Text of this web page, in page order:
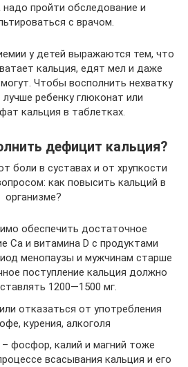
надо пройти обследование и
с врачом.
у детей выражаются тем, что
кальция, едят мел и даже
Чтобы восполнить нехватку
лучше ребенку глюконат или
кальция в таблетках.
дефицит кальция?
боли в суставах и от хрупкости
как повысить кальций в
организме?
обеспечить достаточное
Са и витамина D с продуктами
менопаузы и мужчинам старше
поступление кальция должно
1200—1500 мг.
отказаться от употребления
курения, алкоголя
фосфор, калий и магний тоже
всасывания кальция и его